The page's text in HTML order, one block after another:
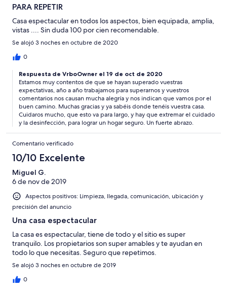
PARA REPETIR
Casa espectacular en todos los aspectos, bien equipada, amplia,
vistas .... Sin duda 100 por cien recomendable.
Se alojó 3 noches en octubre de 2020
0
Respuesta de VrboOwner el 19 de oct de 2020
Estamos muy contentos de que se hayan superado vuestras
expectativas, año a año trabajamos para superarnos y vuestros
comentarios nos causan mucha alegría y nos indican que vamos por el
buen camino. Muchas gracias y ya sabéis donde tenéis vuestra casa.
Cuidaros mucho, que esto va para largo, y hay que extremar el cuidado
y la desinfección, para lograr un hogar seguro. Un fuerte abrazo.
Comentario verificado
10/10 Excelente
Miguel G.
6 de nov de 2019
Aspectos positivos: Limpieza, llegada, comunicación, ubicación y
precisión del anuncio
Una casa espectacular
La casa es espectacular, tiene de todo y el sitio es super
tranquilo. Los propietarios son super amables y te ayudan en
todo lo que necesitas. Seguro que repetimos.
Se alojó 3 noches en octubre de 2019
0